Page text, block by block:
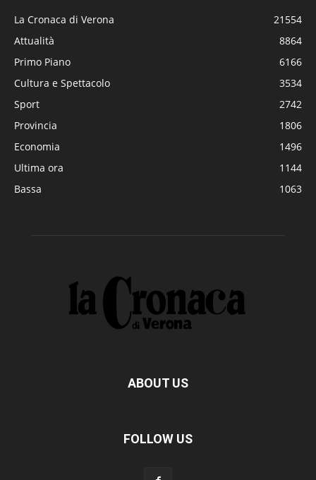
La Cronaca di Verona
21554
Attualità
8864
Primo Piano
6166
Cultura e Spettacolo
3534
Sport
2742
Provincia
1806
Economia
1496
Ultima ora
1144
Bassa
1063
ABOUT US
FOLLOW US